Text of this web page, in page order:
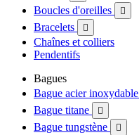
Boucles d'oreilles 
Bracelets 
Chaînes et colliers
Pendentifs
Bagues
Bague acier inoxydable
Bague titane 
Bague tungstène 